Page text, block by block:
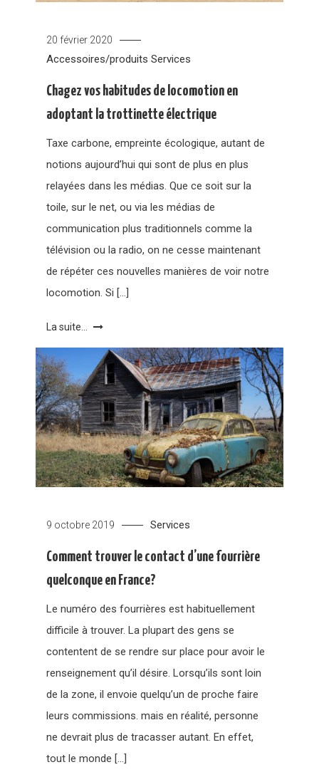
20 février 2020
Accessoires/produits Services
Chagez vos habitudes de locomotion en
adoptant la trottinette électrique
Taxe carbone, empreinte écologique, autant de
notions aujourd’hui qui sont de plus en plus
relayées dans les médias. Que ce soit sur la
toile, sur le net, ou via les médias de
communication plus traditionnels comme la
télévision ou la radio, on ne cesse maintenant
de répéter ces nouvelles manières de voir notre
locomotion. Si […]
La suite...
9 octobre 2019 Services
Comment trouver le contact d’une fourrière
quelconque en France?
Le numéro des fourrières est habituellement
difficile à trouver. La plupart des gens se
contentent de se rendre sur place pour avoir le
renseignement qu’il désire. Lorsqu’ils sont loin
de la zone, il envoie quelqu’un de proche faire
leurs commissions. mais en réalité, personne
ne devrait plus de tracasser autant. En effet,
tout le monde […]